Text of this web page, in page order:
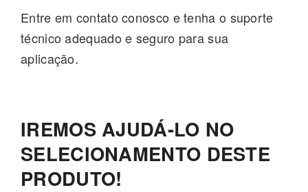
Entre em contato conosco e tenha o suporte
técnico adequado e seguro para sua
aplicação.
IREMOS AJUDÁ-LO NO
SELECIONAMENTO DESTE
PRODUTO!